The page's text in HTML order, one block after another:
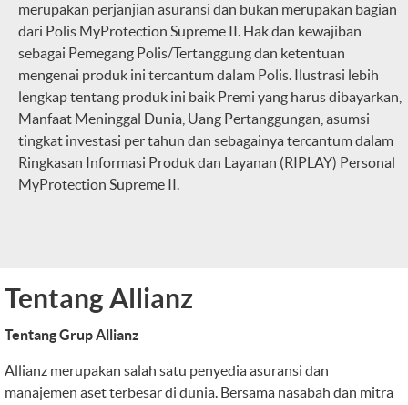
merupakan perjanjian asuransi dan bukan merupakan bagian
dari Polis MyProtection Supreme II. Hak dan kewajiban
sebagai Pemegang Polis/Tertanggung dan ketentuan
mengenai produk ini tercantum dalam Polis. Ilustrasi lebih
lengkap tentang produk ini baik Premi yang harus dibayarkan,
Manfaat Meninggal Dunia, Uang Pertanggungan, asumsi
tingkat investasi per tahun dan sebagainya tercantum dalam
Ringkasan Informasi Produk dan Layanan (RIPLAY) Personal
MyProtection Supreme II.
Tentang Allianz
Tentang Grup Allianz
Allianz merupakan salah satu penyedia asuransi dan
manajemen aset terbesar di dunia. Bersama nasabah dan mitra